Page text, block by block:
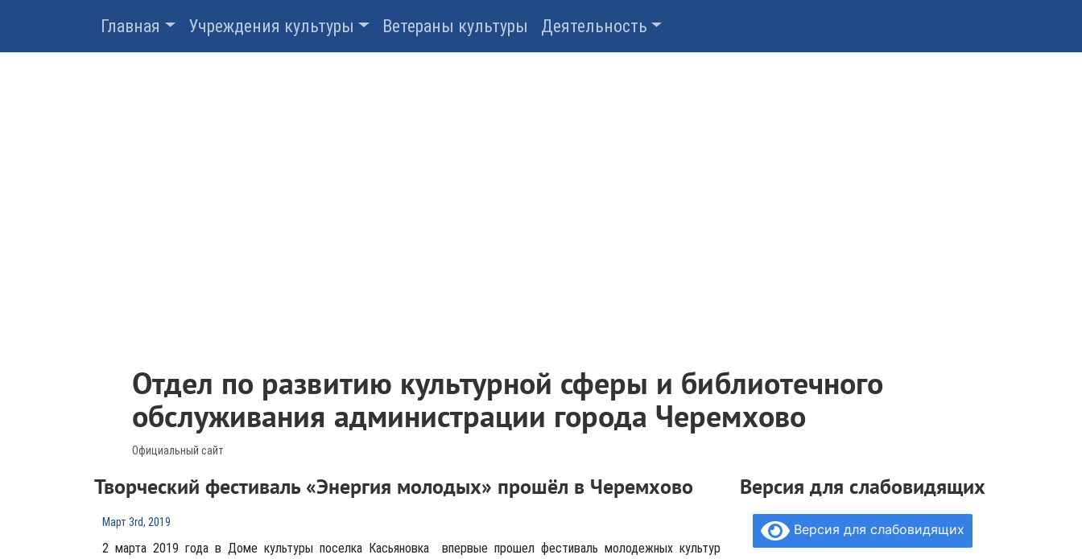
Главная Учреждения культуры Ветераны культуры Деятельность
Отдел по развитию культурной сферы и библиотечного
обслуживания администрации города Черемхово
Официальный сайт
Творческий фестиваль «Энергия молодых» прошёл в Черемхово
Март 3rd, 2019
2 марта 2019 года в Доме культуры поселка Касьяновка впервые прошел фестиваль молодежных культур
Версия для слабовидящих
Версия для слабовидящих